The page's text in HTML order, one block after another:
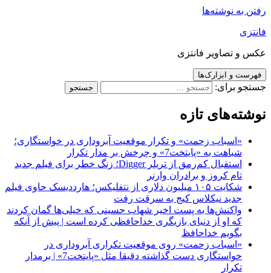
رفتن به نوشته‌ها
فانتزی
عکس و تصاویر فانتزی
فهرست و ابزارک‌ها
جستجو برای:
نوشته‌های تازه
«اسباب زحمت» و تکرار موقعیت آبروداری در خواستگاری؛
شباهت به «پایتخت7» و چرخش بر مدار تکرار
استقبال کم‌رمق از تریلر Digger؛ زنگ خطر برای فیلم جدید
تام کروز و برادران وارنر
شکایت ۱۰۵ میلیون دلاری از نتفلیکس؛ هارددیسک حاوی فیلم
جدید نیکلاس کیج به سرقت رفت
واکنش‌ها به پست اخیر شهاب حسینی که خیلی‌ها گمان کردند
که او از دنیای بازیگری خداحافظی کرده است | پیش از آنکه
بگویم خداحافظ
«اسباب زحمت» روی موقعیت تکراری آبروداری در
خواستگاری دست گذاشته دقیقا مثل «پایتخت7» | برمدار
تکرار